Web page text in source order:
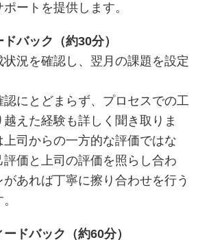
ートを提供します。
バック（約30分）
状況を確認し、翌月の課題を設定
にとどまらず、プロセスでの工
えた経験も詳しく聞き取りま
司からの一方的な評価ではな
評価と上司の評価を照らし合わ
あれば丁寧に擦り合わせを行う
ドバック（約60分）